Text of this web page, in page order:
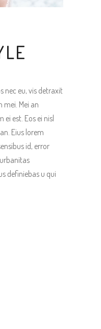
nec eu, vis detraxit
mei. Mei an
est. Eos ei nisl
Eius lorem
id, error
definiebas u qui